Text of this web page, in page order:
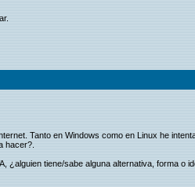
Tanto en Windows como en Linux he
hacer?.
tiene/sabe alguna alternativa, forma o